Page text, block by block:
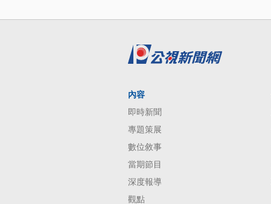
內容
即時新聞
專題策展
數位敘事
當期節目
深度報導
觀點